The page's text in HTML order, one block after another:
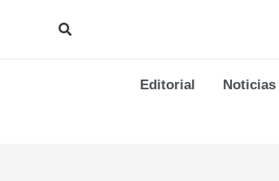
Buscar
Editorial Noticias